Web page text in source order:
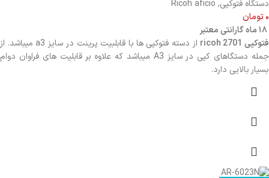
دستگاه فتوکپی,
Ricoh aficio
۰تومان
فتوکپی ricoh 2701
از دسته فتوکپی ها با قابلبیت پرینت در سایز a3 میباشد.
از
جمله دستگاهای کپی در سایز A3 میباشد که علاوه بر قابلیت های فراوان دوام
بسیار بالایی دارد.